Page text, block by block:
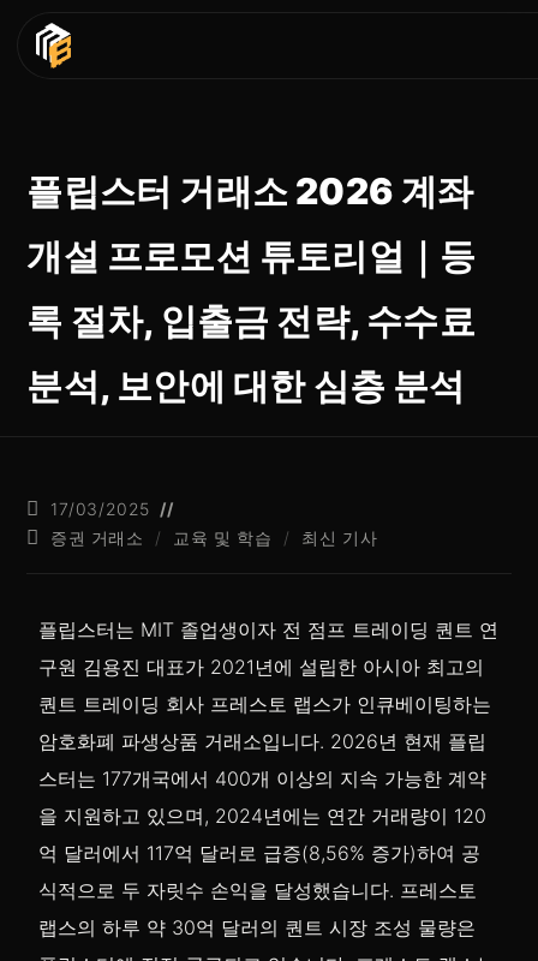
플립스터 거래소 2026 계좌
개설 프로모션 튜토리얼｜등
록 절차, 입출금 전략, 수수료
분석, 보안에 대한 심층 분석
17/03/2025
증권 거래소
/ 교육 및 학습 / 최신 기사
플립스터는 MIT 졸업생이자 전 점프 트레이딩 퀀트 연
구원 김용진 대표가 2021년에 설립한 아시아 최고의
퀀트 트레이딩 회사 프레스토 랩스가 인큐베이팅하는
암호화폐 파생상품 거래소입니다. 2026년 현재 플립
스터는 177개국에서 400개 이상의 지속 가능한 계약
을 지원하고 있으며, 2024년에는 연간 거래량이 120
억 달러에서 117억 달러로 급증(8,56% 증가)하여 공
식적으로 두 자릿수 손익을 달성했습니다. 프레스토
랩스의 하루 약 30억 달러의 퀀트 시장 조성 물량은